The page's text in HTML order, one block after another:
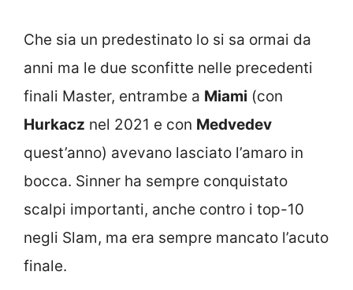
Che sia un predestinato lo si sa ormai da
anni ma le due sconfitte nelle precedenti
finali Master, entrambe a Miami (con
Hurkacz nel 2021 e con Medvedev
quest’anno) avevano lasciato l’amaro in
bocca. Sinner ha sempre conquistato
scalpi importanti, anche contro i top-10
negli Slam, ma era sempre mancato l’acuto
finale.